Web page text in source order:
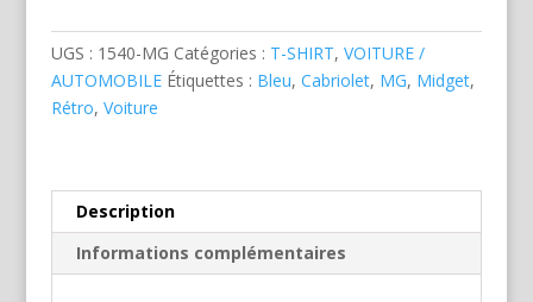
UGS : 1540-MG Catégories : T-SHIRT, VOITURE /
AUTOMOBILE Étiquettes : Bleu, Cabriolet, MG, Midget,
Rétro, Voiture
Description
Informations complémentaires